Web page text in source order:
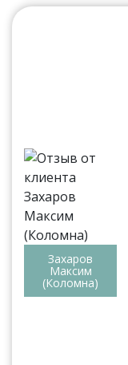
Захаров
Максим
(Коломна)